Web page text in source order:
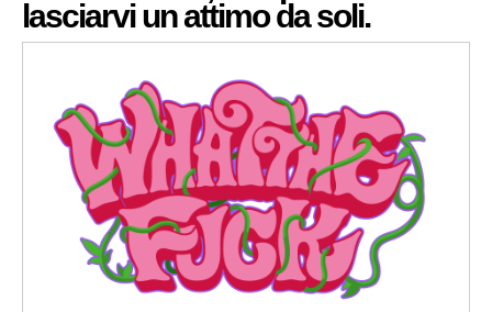
lasciarvi un attimo da soli.